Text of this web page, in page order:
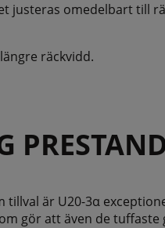
justeras omedelbart till
räckvidd.
tillval är U20-3α
gör att även de